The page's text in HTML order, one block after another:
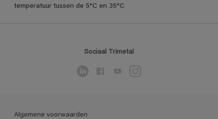
temperatuur tussen de 5°C en 35°C
Sociaal Trimetal
Algemene voorwaarden